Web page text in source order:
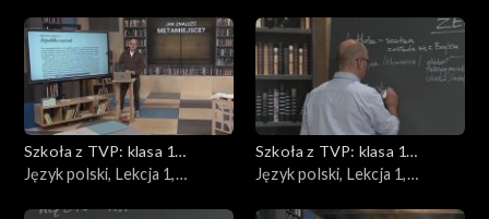
Szkoła z TVP: klasa 1
ponadpodstawowa
Język polski, Lekcja 1,
Szkoła z TVP: klasa 1
ponadpodstawowa
Język polski, Lekcja 1,